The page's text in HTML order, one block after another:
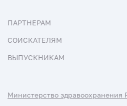
ПАРТНЕРАМ
СОИСКАТЕЛЯМ
ВЫПУСКНИКАМ
Министерство